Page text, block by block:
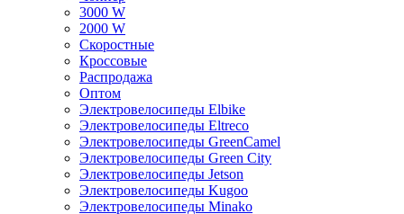
3000 W
2000 W
Скоростные
Кроссовые
Распродажа
Оптом
Электровелосипеды Elbike
Электровелосипеды Eltreco
Электровелосипеды GreenCamel
Электровелосипеды Green City
Электровелосипеды Jetson
Электровелосипеды Kugoo
Электровелосипеды Minako